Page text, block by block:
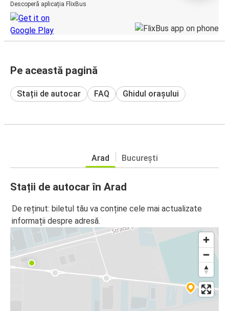
Descoperă aplicația FlixBus
Pe această pagină
Stații de autocar FAQ Ghidul orașului
Arad București
Stații de autocar în Arad
De reținut: biletul tău va conține cele mai actualizate
informații despre adresă.